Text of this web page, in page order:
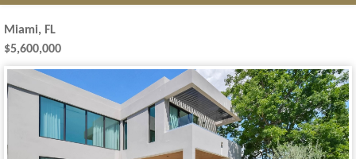
Miami, FL
$5,600,000